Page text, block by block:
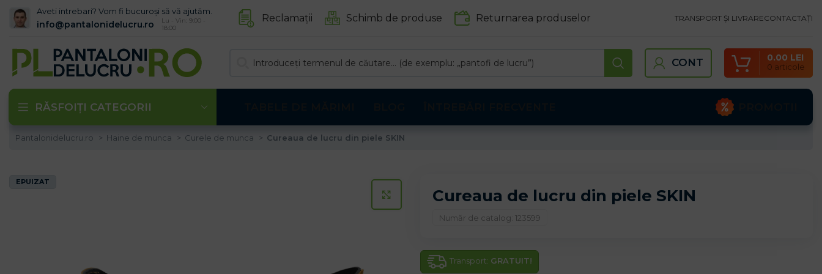
Aveti intrebari? Vom fi bucuroși să vă ajutăm.
info@pantalonidelucru.ro
Lu - Vin: 9:00 -
18:00
Reclamații Schimb de produse Returnarea produselor TRANSPORT ȘI LIVRARECONTACTAȚI
CONT 0 articole
0.00 LEI
RĂSFOIȚI CATEGORII
Pantalonidelucru.ro Haine de munca Curele de munca Cureaua de lucru din piele SKIN
EPUIZAT
CLICK PENTRU A MARI
Cureaua de lucru din piele SKIN
Număr de catalog: 123599
Transport: GRATUIT!